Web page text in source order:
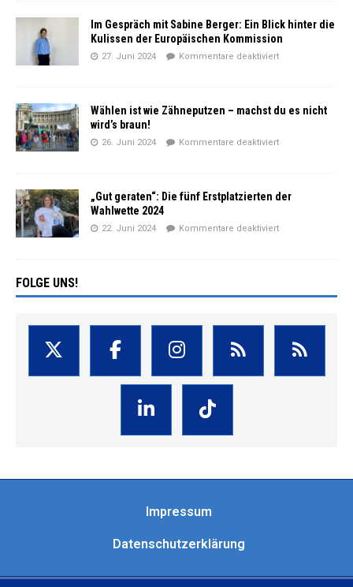
Im Gespräch mit Sabine Berger: Ein Blick hinter die
Kulissen der Europäischen Kommission
27. Juni 2024 Kommentare deaktiviert
Wählen ist wie Zähneputzen – machst du es nicht
wird’s braun!
26. Juni 2024 Kommentare deaktiviert
„Gut geraten“: Die fünf Erstplatzierten der
Wahlwette 2024
22. Juni 2024 Kommentare deaktiviert
FOLGE UNS!
Impressum
Datenschutzerklärung